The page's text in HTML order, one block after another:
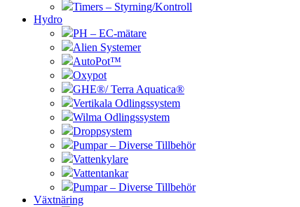
Timers – Styrning/Kontroll
Hydro
PH – EC-mätare
Alien Systemer
AutoPot™
Oxypot
GHE®/ Terra Aquatica®
Vertikala Odlingssystem
Wilma Odlingssystem
Droppsystem
Pumpar – Diverse Tillbehör
Vattenkylare
Vattentankar
Pumpar – Diverse Tillbehör
Växtnäring